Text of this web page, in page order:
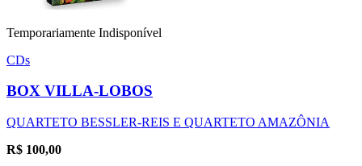
Temporariamente Indisponível
CDs
BOX VILLA-LOBOS
QUARTETO BESSLER-REIS E QUARTETO AMAZÔNIA
R$ 100,00